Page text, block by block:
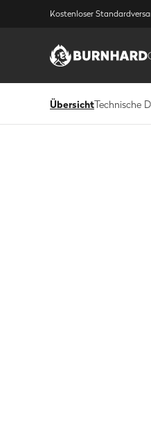
Kostenloser
ÜbersichtTechnische